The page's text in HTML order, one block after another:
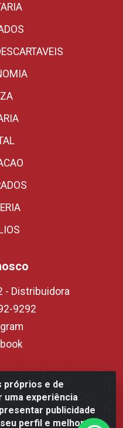
próprios e de
experiência
publicidade
perfil e melhorar a
- Distribuidora
9292
LTDA - Avenida
Fortaleza/CE - CEP
75